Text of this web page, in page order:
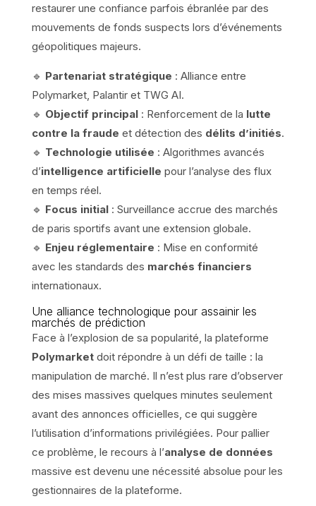
restaurer une confiance parfois ébranlée par des
mouvements de fonds suspects lors d’événements
géopolitiques majeurs.
🔹 Partenariat stratégique : Alliance entre
Polymarket, Palantir et TWG AI.
🔹 Objectif principal: Renforcement de la lutte
contre la fraude et détection des délits d’initiés.
🔹 Technologie utilisée : Algorithmes avancés
d’intelligence artificielle pour l’analyse des flux
en temps réel.
🔹 Focus initial: Surveillance accrue des marchés
de paris sportifs avant une extension globale.
🔹 Enjeu réglementaire : Mise en conformité
avec les standards des marchés financiers
internationaux.
Une alliance technologique pour assainir les
marchés de prédiction
Face à l’explosion de sa popularité, la plateforme
Polymarketdoit répondre à un défi de taille : la
manipulation de marché. Il n’est plus rare d’observer
des mises massives quelques minutes seulement
avant des annonces officielles, ce qui suggère
l’utilisation d’informations privilégiées. Pour pallier
ce problème, le recours à l’analyse de données
massive est devenu une nécessité absolue pour les
gestionnaires de la plateforme.